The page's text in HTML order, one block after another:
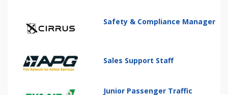
Safety & Compliance Manager
Sales Support Staff
Junior Passenger Traffic